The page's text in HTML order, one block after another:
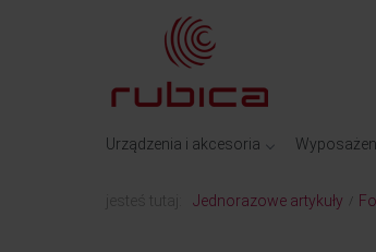
Urządzenia i akcesoria
jesteś tutaj: Jednorazowe artykuły